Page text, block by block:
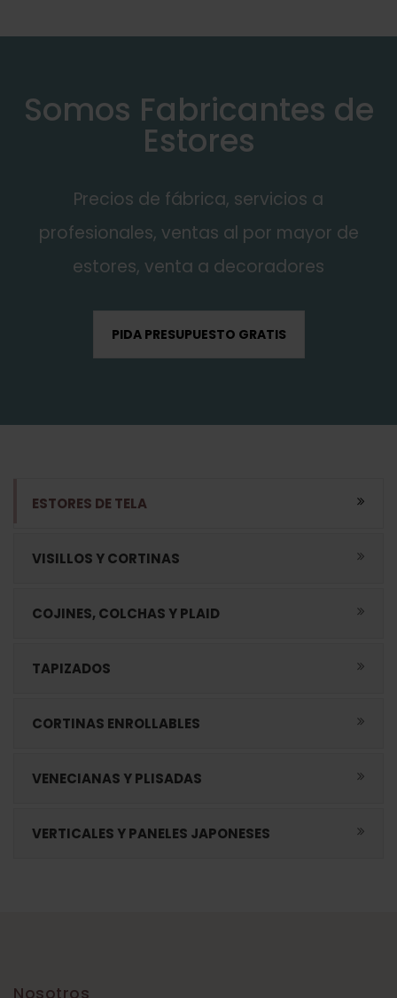
Somos Fabricantes de
Estores
Precios de fábrica, servicios a
profesionales, ventas al por mayor de
estores, venta a decoradores
PIDA PRESUPUESTO GRATIS
ESTORES DE TELA
VISILLOS Y CORTINAS
COJINES, COLCHAS Y PLAID
TAPIZADOS
CORTINAS ENROLLABLES
VENECIANAS Y PLISADAS
VERTICALES Y PANELES JAPONESES
Nosotros